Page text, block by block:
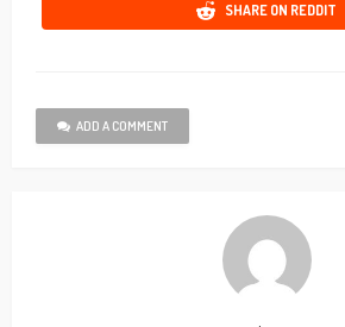
SHARE ON REDDIT
ADD A COMMENT